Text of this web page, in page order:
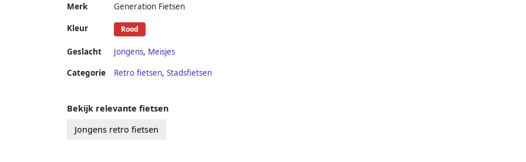
Merk Generation Fietsen
Kleur Rood
Geslacht Jongens, Meisjes
Categorie
Retro fietsen, Stadsfietsen
Bekijk relevante fietsen
Jongens retro fietsen